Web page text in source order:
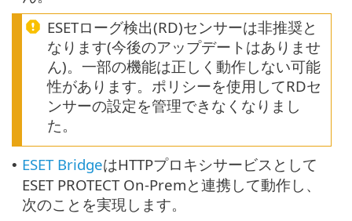
ESETローグ検出(RD)センサーは非推奨と
なります(今後のアップデートはありませ
ん)。一部の機能は正しく動作しない可能
性があります。ポリシーを使用してRDセ
ンサーの設定を管理できなくなりまし
た。
• ESET BridgeはHTTPプロキシサービスとして
ESET PROTECT On-Premと連携して動作し、
次のことを実現します。